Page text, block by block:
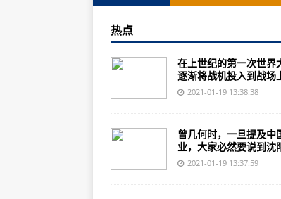
三星将开会讨论李在镕获
意大利总理孔特赢得众议
联合国秘书长对以色列
俄专家：中国经济克服疫
最新！最全！事关春节期
西安：1月25日起停止
热点
在上世纪的第一次世界
逐渐将战机投入到战场
2021-01-19 13:38:38
曾几何时，一旦提及中
业，大家必然要说到沈
2021-01-19 13:37:59